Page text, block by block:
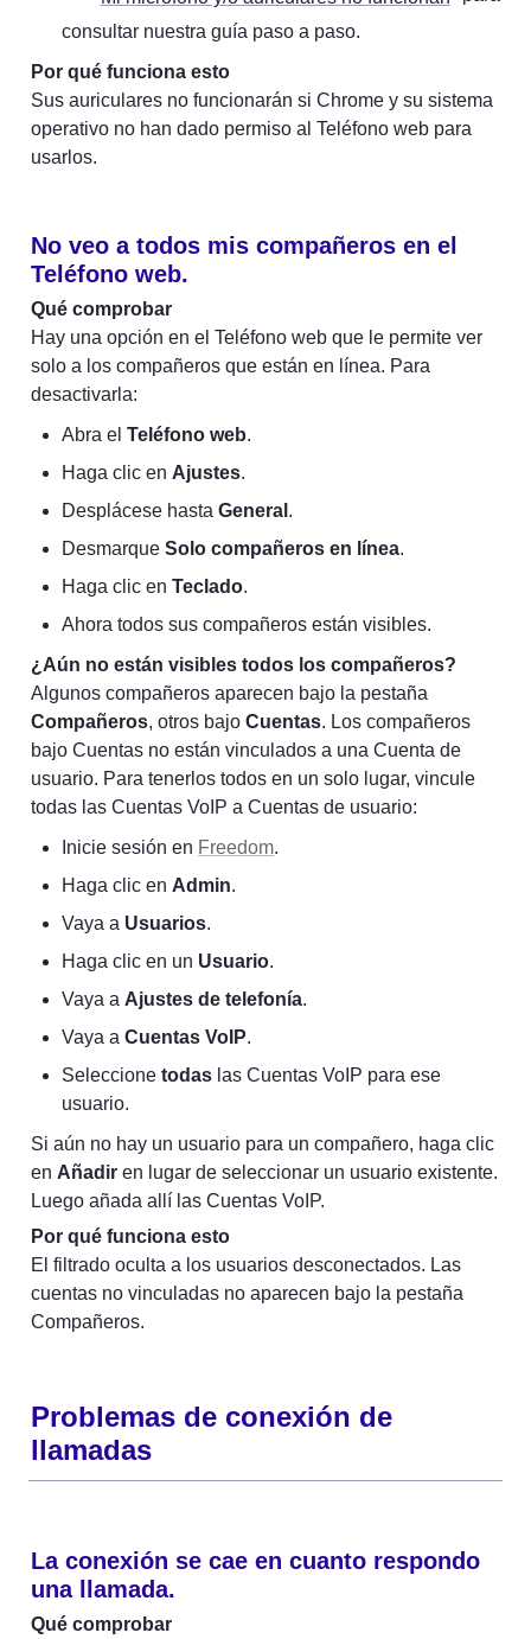
consultar nuestra guía paso a paso.
Por qué funciona esto
Sus auriculares no funcionarán si Chrome y su sistema
operativo no han dado permiso al Teléfono web para
usarlos.
No veo a todos mis compañeros en el
Teléfono web.
Qué comprobar
Hay una opción en el Teléfono web que le permite ver
solo a los compañeros que están en línea. Para
desactivarla:
Abra el Teléfono web.
Haga clic en Ajustes.
Desplácese hasta General .
Desmarque Solo compañeros en línea.
Haga clic en Teclado.
Ahora todos sus compañeros están visibles.
¿Aún no están visibles todos los compañeros?
Compañeros, otros bajo Cuentas. Los compañeros
bajo Cuentas no están vinculados a una Cuenta de
usuario. Para tenerlos todos en un solo lugar, vincule
todas las Cuentas VoIP a Cuentas de usuario:
Inicie sesión en Freedom.
Haga clic en Admin.
Vaya a Usuarios.
Haga clic en un Usuario.
Vaya a Ajustes de telefonía.
Vaya a Cuentas VoIP.
Seleccione todas las Cuentas VoIP para ese
usuario.
Si aún no hay un usuario para un compañero, haga clic
en Añadir en lugar de seleccionar un usuario existente.
Luego añada allí las Cuentas VoIP.
Por qué funciona esto
El filtrado oculta a los usuarios desconectados. Las
cuentas no vinculadas no aparecen bajo la pestaña
Compañeros.
Problemas de conexión de
llamadas
La conexión se cae en cuanto respondo
una llamada.